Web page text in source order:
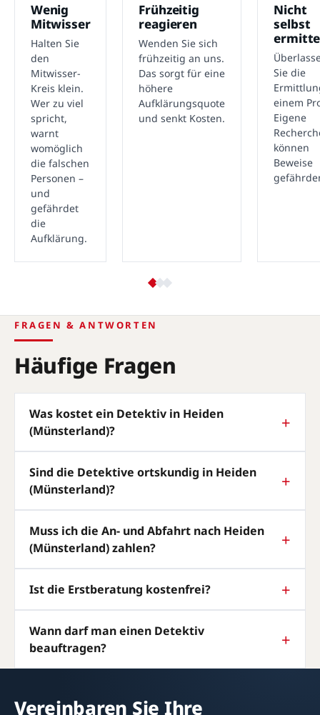
Wenig
Mitwisser
Halten Sie
den
Mitwisser-
Kreis klein.
Wer zu viel
spricht,
warnt
womöglich
die falschen
Personen –
und
gefährdet
die
Aufklärung.
Frühzeitig
reagieren
Wenden Sie sich
frühzeitig an uns.
Das sorgt für eine
höhere
Aufklärungsquote
und senkt Kosten.
Nicht
selbst
Sie die
einem
Eigene
können
Beweise
FRAGEN & ANTWORTEN
Häufige Fragen
Was kostet ein Detektiv in Heiden
(Münsterland)?
Sind die Detektive ortskundig in Heiden
(Münsterland)?
Muss ich die An- und Abfahrt nach Heiden
(Münsterland) zahlen?
Ist die Erstberatung kostenfrei?
Wann darf man einen Detektiv
beauftragen?
Vereinbaren Sie Ihre